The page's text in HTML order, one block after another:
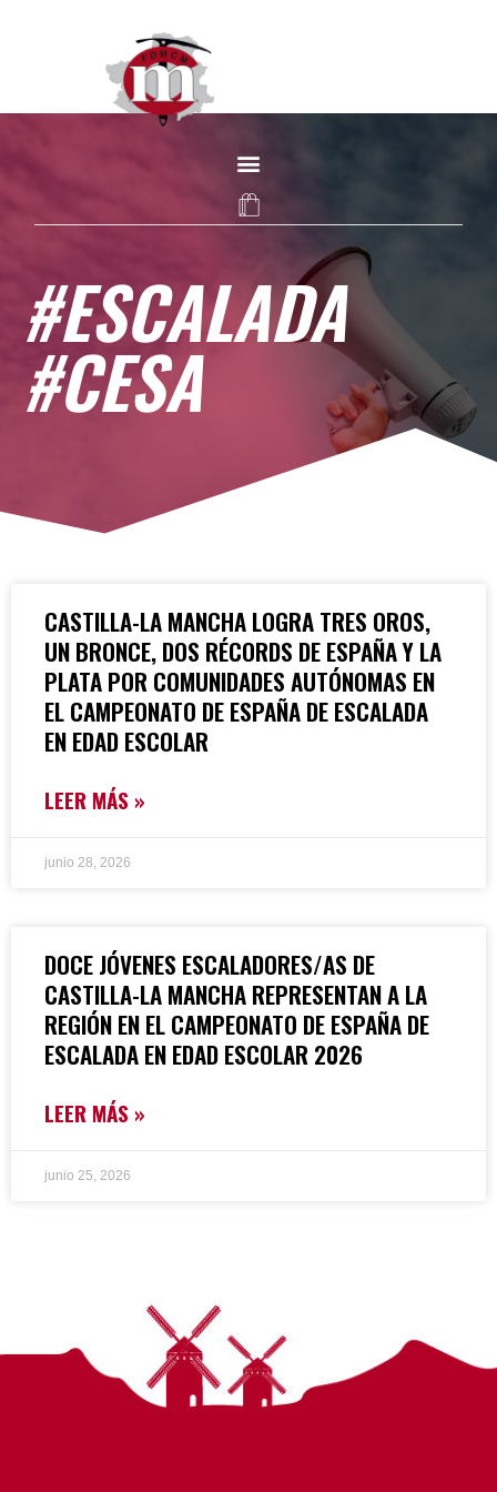
#ESCALADA
#CESA
CASTILLA-LA MANCHA LOGRA TRES OROS,
UN BRONCE, DOS RÉCORDS DE ESPAÑA Y LA
PLATA POR COMUNIDADES AUTÓNOMAS EN
EL CAMPEONATO DE ESPAÑA DE ESCALADA
EN EDAD ESCOLAR
LEER MÁS »
junio 28, 2026
DOCE JÓVENES ESCALADORES/AS DE
CASTILLA-LA MANCHA REPRESENTAN A LA
REGIÓN EN EL CAMPEONATO DE ESPAÑA DE
ESCALADA EN EDAD ESCOLAR 2026
LEER MÁS »
junio 25, 2026